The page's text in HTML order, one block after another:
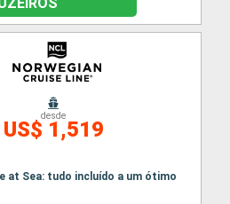
desde
US$ 1,519
at Sea: tudo incluído a um ótimo